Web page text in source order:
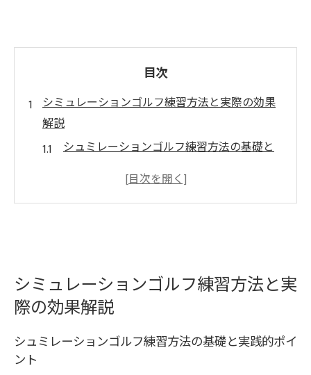
目次
シミュレーションゴルフ練習方法と実際の効果
解説
シュミレーションゴルフ練習方法の基礎と
シミュレーションゴルフ練習効果の検証と
評価
ンゴルフ
シミュレーションゴルフ練習方法と実
際の効果解説
シュミレーションゴルフ練習方法の基礎と実践的ポイ
ント